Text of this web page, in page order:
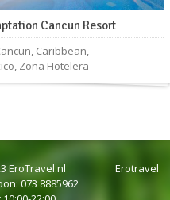
Cancun Resort
, Caribbean,
, Zona Hotelera
EroTravel.nl
073 8885962
Erotravel